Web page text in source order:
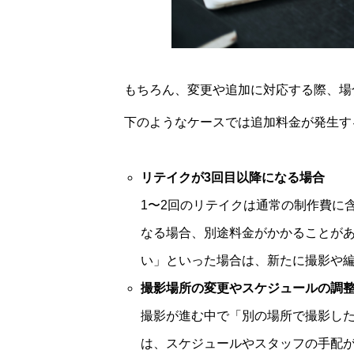
もちろん、変更や追加に対応する際、
下のようなケースでは追加料金が発生
リテイクが3回目以降になる場合
1〜2回のリテイクは通常の制作費に
なる場合、別途料金がかかることが
い」といった場合は、新たに撮影や
撮影場所の変更やスケジュールの調
撮影が進む中で「別の場所で撮影し
は、スケジュールやスタッフの手配